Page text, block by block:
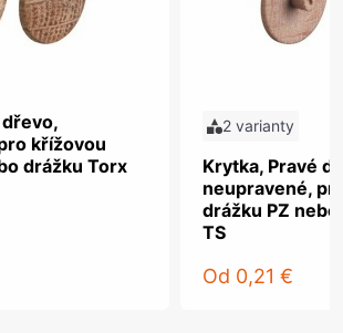
křížovou
drážku Torx
2 varianty
Krytka, Pravé
neupravené,
drážku PZ
TS
Od 0,21 €